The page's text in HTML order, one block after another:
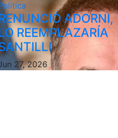
ADORNI,
REEMPLAZARÍA
27, 2026